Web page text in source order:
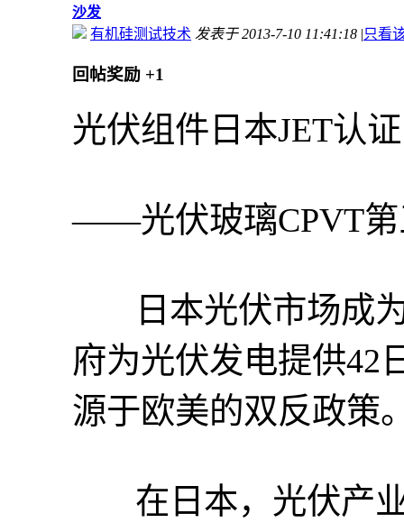
沙发
有机硅测试技术 发表于 2013-7-10 11:41:18 |只看
回帖奖励 +1
光伏组件日本JET认
——光伏玻璃CPVT第
日本光伏市场成为
府为光伏发电提供42
源于欧美的双反政策
在日本，光伏产业